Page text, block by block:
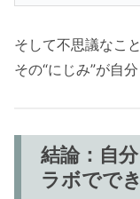
そして不思議なこ
その“にじみ”が自
結論：自
ラボでで